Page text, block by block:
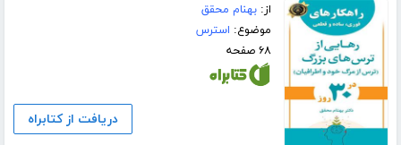
از:بهنام محقق
موضوع: استرس
۶۸ صفحه
دریافت از کتابراه